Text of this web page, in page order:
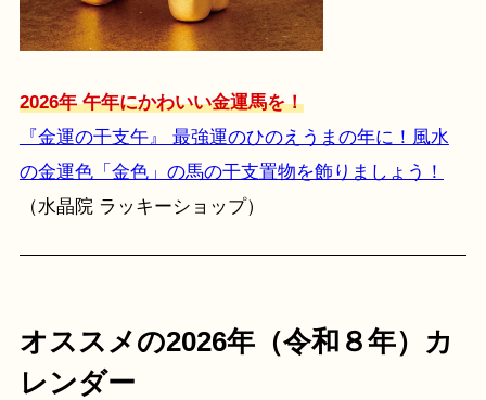
2026年 午年にかわいい金運馬を！
『金運の干支午』 最強運のひのえうまの年に！風水
の金運色「金色」の馬の干支置物を飾りましょう！
（水晶院 ラッキーショップ）
オススメの2026年（令和８年）カ
レンダー